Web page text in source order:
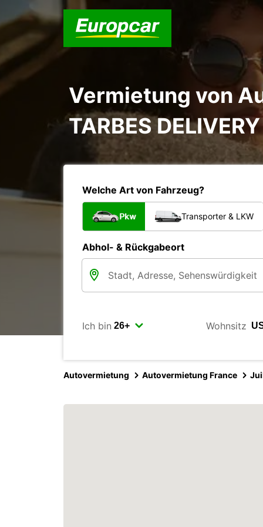
Vermietung von
TARBES
Welche Art von Fahrzeug?
Pkw Transporter & LKW
Abhol- & Rückgabeort
Ich bin Wohnsitz
Autovermietung Autovermietung France